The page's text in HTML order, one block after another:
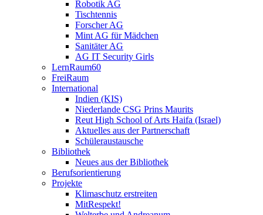
Robotik AG
Tischtennis
Forscher AG
Mint AG für Mädchen
Sanitäter AG
AG IT Security Girls
LernRaum60
FreiRaum
International
Indien (KIS)
Niederlande CSG Prins Maurits
Reut High School of Arts Haifa (Israel)
Aktuelles aus der Partnerschaft
Schüleraustausche
Bibliothek
Neues aus der Bibliothek
Berufsorientierung
Projekte
Klimaschutz erstreiten
MitRespekt!